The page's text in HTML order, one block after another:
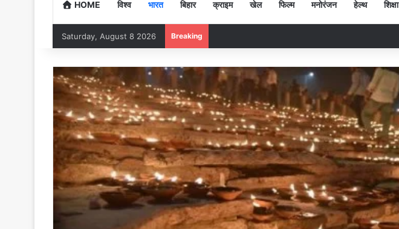
HOME विश्व भारत बिहार क्राइम खेल फिल्म मनोरंजन हेल्थ शिक्षा
Saturday, August 8 2026 Breaking